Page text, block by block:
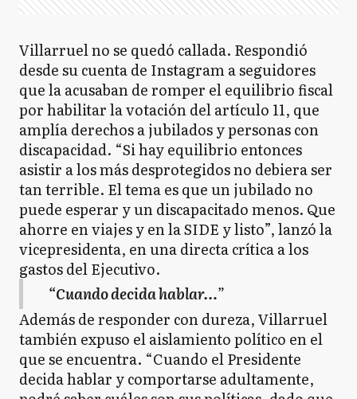
Villarruel no se quedó callada. Respondió
desde su cuenta de Instagram a seguidores
que la acusaban de romper el equilibrio fiscal
por habilitar la votación del artículo 11, que
amplía derechos a jubilados y personas con
discapacidad. “Si hay equilibrio entonces
asistir a los más desprotegidos no debiera ser
tan terrible. El tema es que un jubilado no
puede esperar y un discapacitado menos. Que
ahorre en viajes y en la SIDE y listo”, lanzó la
vicepresidenta, en una directa crítica a los
gastos del Ejecutivo.
“Cuando decida hablar…”
Además de responder con dureza, Villarruel
también expuso el aislamiento político en el
que se encuentra. “Cuando el Presidente
decida hablar y comportarse adultamente,